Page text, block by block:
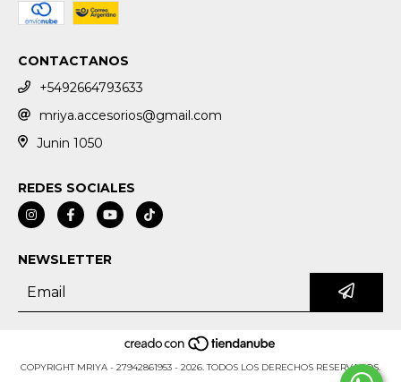
CONTACTANOS
+5492664793633
mriya.accesorios@gmail.com
Junin 1050
REDES SOCIALES
NEWSLETTER
COPYRIGHT MRIYA - 27942861953 - 2026. TODOS LOS DERECHOS RESERVADOS.